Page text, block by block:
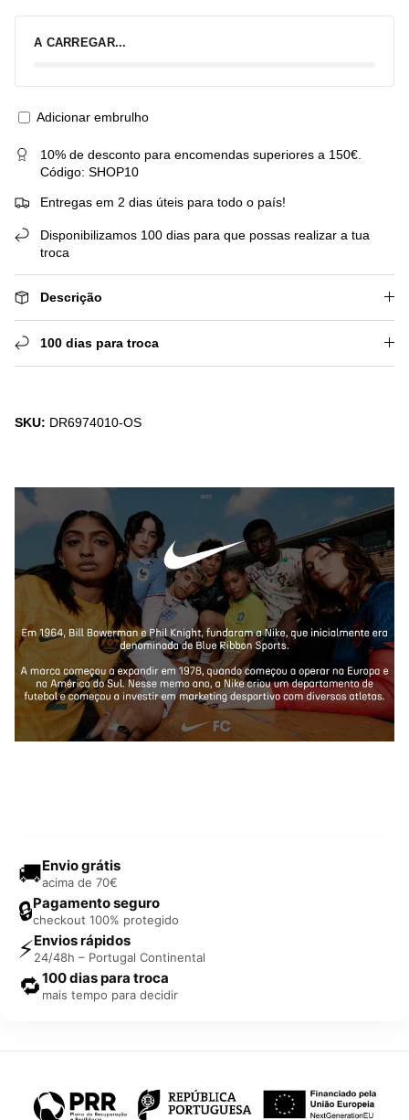
A CARREGAR...
Adicionar embrulho
10% de desconto para encomendas superiores a 150€.
Código: SHOP10
Entregas em 2 dias úteis para todo o país!
Disponibilizamos 100 dias para que possas realizar a tua
troca
Descrição
100 dias para troca
SKU: DR6974010-OS
🚚Envio grátis
acima de 70€
🔒Pagamento seguro
checkout 100% protegido
⚡Envios rápidos
24/48h – Portugal Continental
🔁100 dias para troca
mais tempo para decidir